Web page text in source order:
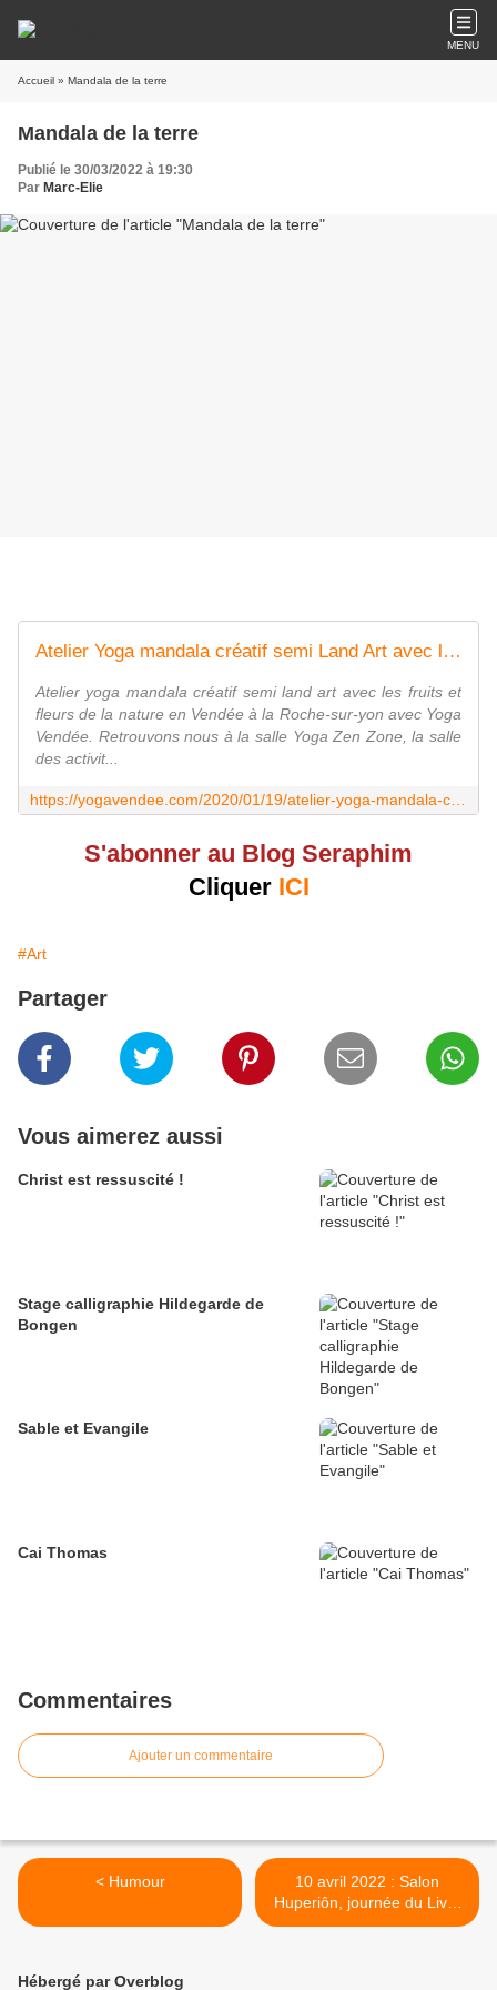
MENU
Accueil » Mandala de la terre
Mandala de la terre
Publié le 30/03/2022 à 19:30
Par Marc-Elie
Atelier Yoga mandala créatif semi Land Art avec les fruits de la nature en Vendée La Roche-sur-Yon. - Yoga Vendée
Atelier yoga mandala créatif semi land art avec les fruits et
fleurs de la nature en Vendée à la Roche-sur-yon avec Yoga
Vendée. Retrouvons nous à la salle Yoga Zen Zone, la salle
des activit...
S'abonner au Blog Seraphim
Cliquer ICI
#Art
Partager
Vous aimerez aussi
Christ est ressuscité !
Stage calligraphie Hildegarde de
Bongen
Sable et Evangile
Cai Thomas
Commentaires
Ajouter un commentaire
< Humour
10 avril 2022 : Salon
Huperiôn, journée du Livre
et de la spiritualité >
Hébergé par Overblog